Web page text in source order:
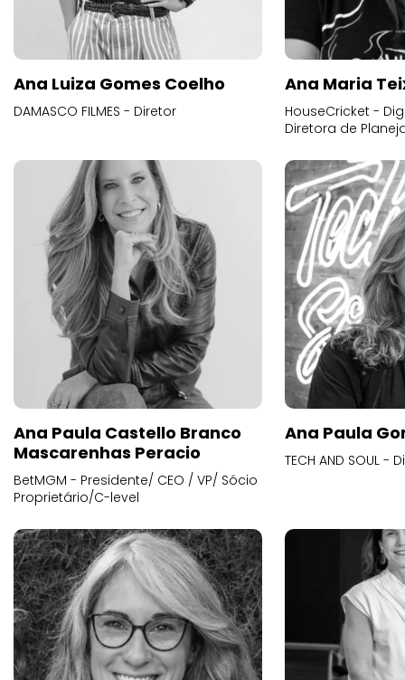
Ana Luiza Gomes Coelho
DAMASCO FILMES - Diretor
Ana Maria
HouseCricket -
Diretora de
Ana Paula Castello Branco
Mascarenhas Peracio
BetMGM - Presidente/ CEO / VP/ Sócio
Proprietário/C-level
Ana Paula
TECH AND SOUL